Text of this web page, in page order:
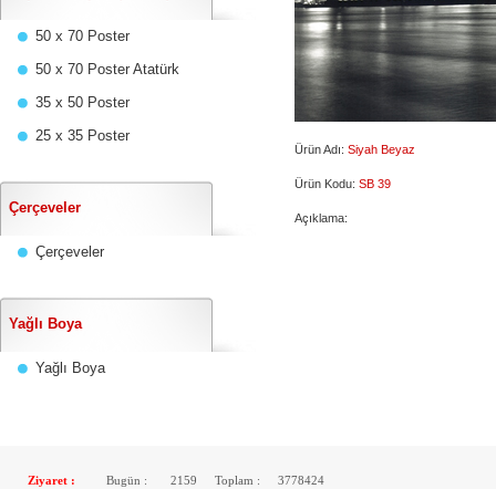
50 x 70 Poster
50 x 70 Poster Atatürk
35 x 50 Poster
25 x 35 Poster
Çerçeveler
Çerçeveler
Yağlı Boya
Yağlı Boya
Ürün Adı: Siyah Beyaz
Ürün Kodu: SB 39
Açıklama:
Ziyaret : Bugün : 2159 Toplam : 3778424